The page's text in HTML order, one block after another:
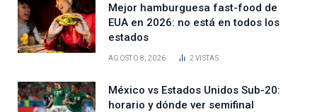
Mejor hamburguesa fast-food de
EUA en 2026: no está en todos los
estados
AGOSTO 8, 2026 2VISTAS
México vs Estados Unidos Sub-20:
horario y dónde ver semifinal